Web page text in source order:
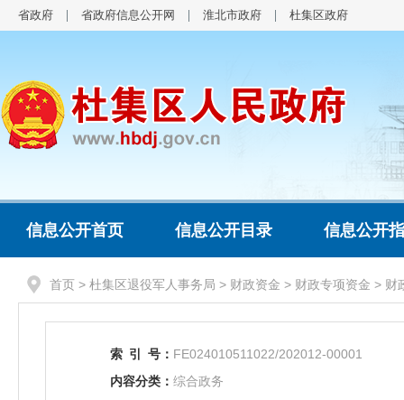
省政府 省政府信息公开网 淮北市政府 杜集区政府
信息公开首页 信息公开目录 信息公开
首页 > 杜集区退役军人事务局 > 财政资金 > 财政专项资金 > 财
索 引 号： FE024010511022/202012-00001
内容分类： 综合政务